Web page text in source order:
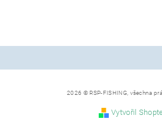
2026 © RSP-FISHING, všechna
Vytvořil